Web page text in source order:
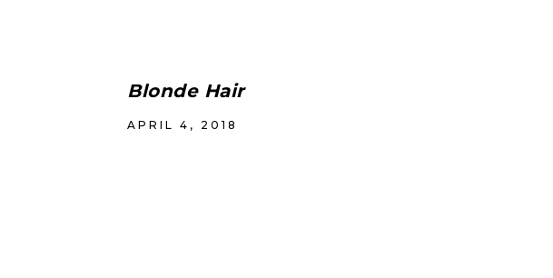
Blonde Hair
APRIL 4, 2018